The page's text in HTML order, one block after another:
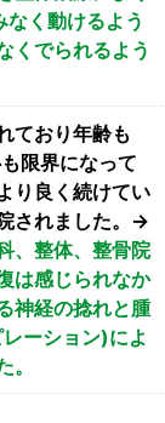
く動けるよう
くでられるよう
ており年齢も
限界になって
り良く続けてい
されました。→
、整体、整骨院
は感じられなか
神経の捻れと腫
ーション)によ